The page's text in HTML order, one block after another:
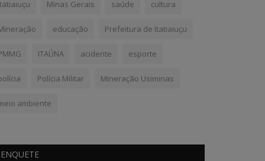
Minas Gerais saúde cultura
educação Prefeitura de Itatiaiuçu
ITAÚNA acidente esporte
Polícia Militar Mineração Usiminas
ambiente
ENQUETE